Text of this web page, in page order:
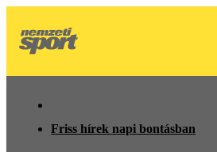
Friss hírek napi bontásban